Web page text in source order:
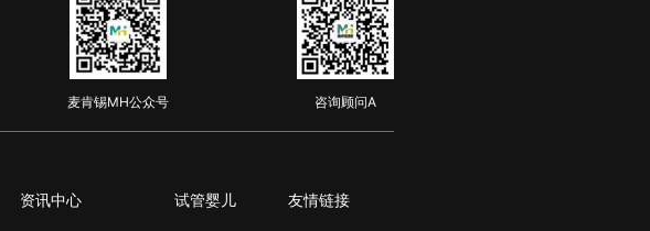
麦肯锡MH公众号 咨询顾问A
资讯中心 试管婴儿 友情链接